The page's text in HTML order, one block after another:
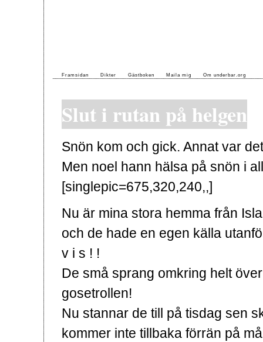
Framsidan Dikter Gästboken Maila mig Om underbar.org
Slut i rutan på helgen
Snön kom och gick. Annat var
Men noel hann hälsa på snön i
[singlepic=675,320,240,,]
Nu är mina stora hemma från
och de hade en egen källa
v i s ! !
De små sprang omkring helt
gosetrollen!
Nu stannar de till på tisdag sen
kommer inte tillbaka förrän på